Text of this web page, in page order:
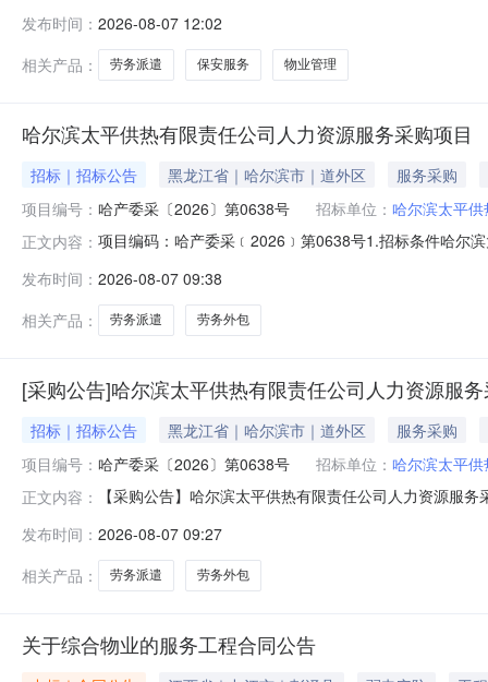
本概况：七、其它事项：无八、联系方式1、采购人名称
发布时间： 2026-08-07 12:02
相关产品：
劳务派遣 保安服务 物业管理
哈尔滨太平供热有限责任公司人力资源服务采购项目
招标｜招标公告 黑龙江省｜哈尔滨市｜道外区
服务采购
项目编号： 哈产委采〔2026〕第0638号 招标单位： 哈尔滨太平
正文内容： 项目编码：哈产委采﹝2026﹞第0638号1.招标条件哈尔
公开招标，欢迎参加。2.项目概况与招标范围2.1项目名
平供热有限责任公司的劳务派
发布时间： 2026-08-07 09:38
相关产品：
劳务派遣 劳务外包
[采购公告]哈尔滨太平供热有限责任公司人力资源服
招标｜招标公告 黑龙江省｜哈尔滨市｜道外区
服务采购
项目编号： 哈产委采〔2026〕第0638号 招标单位： 哈尔滨太平
正文内容：
【采购公告】哈尔滨太平供热有限责任公司人力资源服
程咨询集团有限责任公司受招标人的委托现就该项目面
2.2服务地点：哈尔滨太平供热有限
发布时间： 2026-08-07 09:27
相关产品：
劳务派遣 劳务外包
关于综合物业的服务工程合同公告